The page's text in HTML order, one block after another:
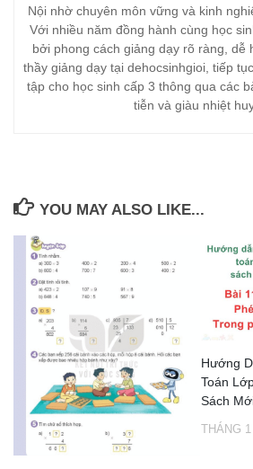
Nội nhờ chuyên môn vững và kinh
Với nhiều năm đồng hành cùng học
bởi phong cách giảng dạy rõ ràng, dễ
thầy giảng dạy tại dehocsinhgioi, tiếp
tập cho học sinh cấp 3 thông qua các
tiễn và giàu nhiệt
YOU MAY ALSO LIKE...
Hướng
Toán
Sách
THÁNG